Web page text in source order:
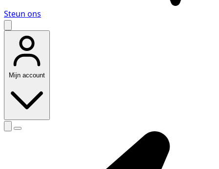
Steun ons
Mijn account